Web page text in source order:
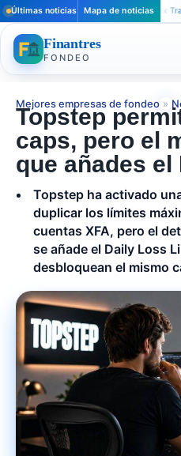
Últimas noticias Mapa de noticias
Apex Trader
Finantres
FONDEO
Mejores empresas de fondeo »
Topstep
caps, pero el
que añades
Topstep ha activado
duplicar los límites
cuentas XFA, pero el
se añade el Daily Loss
desbloquean el mismo